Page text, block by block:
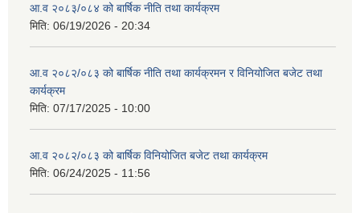
आ.व २०८३/०८४ को बार्षिक नीति तथा कार्यक्रम
मिति: 06/19/2026 - 20:34
आ.व २०८२/०८३ को बार्षिक नीति तथा कार्यक्रमन र विनियोजित बजेट तथा
कार्यक्रम
मिति: 07/17/2025 - 10:00
आ.व २०८२/०८३ को बार्षिक विनियोजित बजेट तथा कार्यक्रम
मिति: 06/24/2025 - 11:56